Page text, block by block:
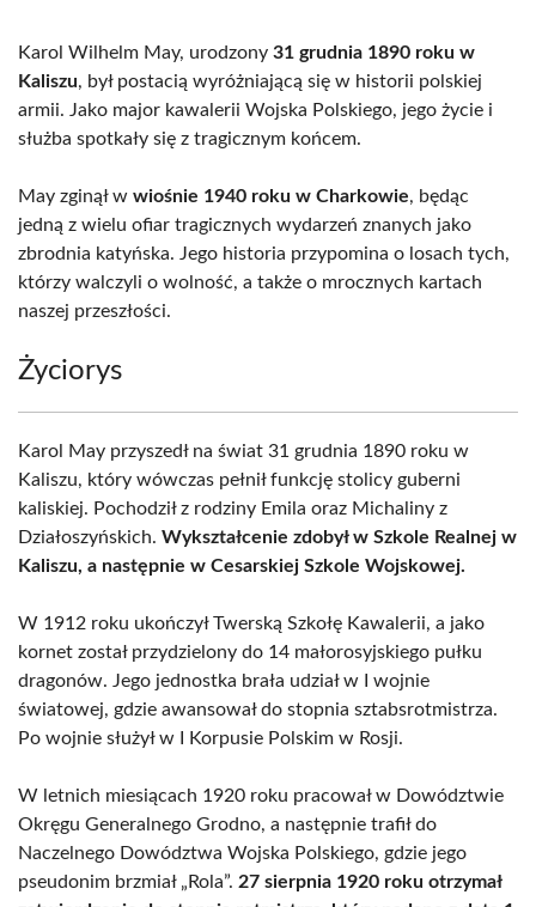
Karol Wilhelm May, urodzony 31 grudnia 1890 roku w
Kaliszu, był postacią wyróżniającą się w historii polskiej
armii. Jako major kawalerii Wojska Polskiego, jego życie i
służba spotkały się z tragicznym końcem.
May zginął w wiośnie 1940 roku w Charkowie, będąc
jedną z wielu ofiar tragicznych wydarzeń znanych jako
zbrodnia katyńska. Jego historia przypomina o losach tych,
którzy walczyli o wolność, a także o mrocznych kartach
naszej przeszłości.
Życiorys
Karol May przyszedł na świat 31 grudnia 1890 roku w
Kaliszu, który wówczas pełnił funkcję stolicy guberni
kaliskiej. Pochodził z rodziny Emila oraz Michaliny z
Działoszyńskich. Wykształcenie zdobył w Szkole Realnej w
Kaliszu, a następnie w Cesarskiej Szkole Wojskowej.
W 1912 roku ukończył Twerską Szkołę Kawalerii, a jako
kornet został przydzielony do 14 małorosyjskiego pułku
dragonów. Jego jednostka brała udział w I wojnie
światowej, gdzie awansował do stopnia sztabsrotmistrza.
Po wojnie służył w I Korpusie Polskim w Rosji.
W letnich miesiącach 1920 roku pracował w Dowództwie
Okręgu Generalnego Grodno, a następnie trafił do
Naczelnego Dowództwa Wojska Polskiego, gdzie jego
pseudonim brzmiał „Rola”. 27 sierpnia 1920 roku otrzymał